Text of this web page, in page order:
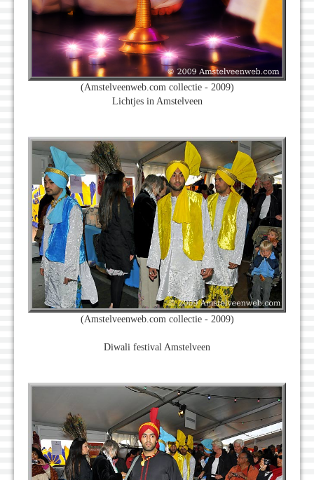
(Amstelveenweb.com collectie - 2009)
Lichtjes in Amstelveen
(Amstelveenweb.com collectie - 2009)
Diwali festival Amstelveen